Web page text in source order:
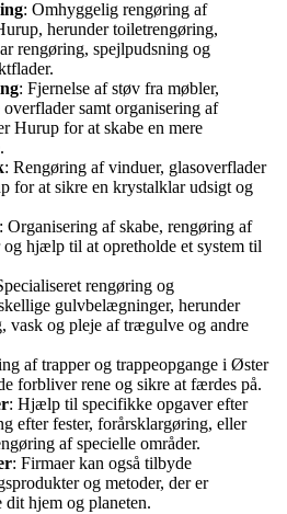
: Omhyggelig rengøring af
herunder toiletrengøring,
rengøring, spejlpudsning og
: Fjernelse af støv fra møbler,
samt organisering af
Hurup for at skabe en mere
: Rengøring af vinduer, glasoverflader
for at sikre en krystalklar udsigt og
: Organisering af skabe, rengøring af
hjælp til at opretholde et system til
rengøring og
gulvbelægninger, herunder
vask og pleje af trægulve og andre
af trapper og trappeopgange i Øster
forbliver rene og sikre at færdes på.
: Hjælp til specifikke opgaver efter
efter fester, forårsklargøring, eller
af specielle områder.
: Firmaer kan også tilbyde
og metoder, der er
dit hjem og planeten.